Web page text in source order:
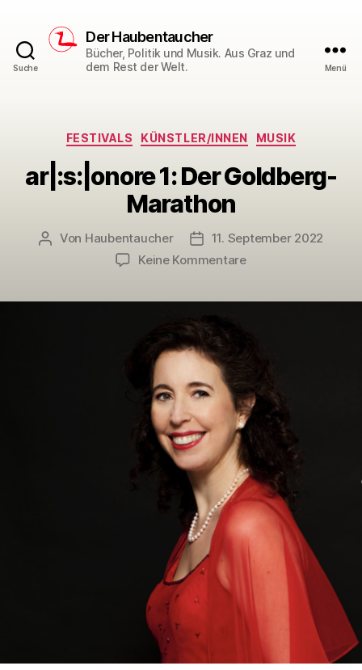
Suche
Der Haubentaucher
Bücher, Politik und Musik. Aus Graz und
dem Rest der Welt.
Menü
Kategorien
FESTIVALS KÜNSTLER/INNEN MUSIK
ar|:s:|onore 1: Der Goldberg-
Marathon
Beitragsautor
Von Haubentaucher Veröffentlichungsdatum
11. September 2022
Keine Kommentarezu